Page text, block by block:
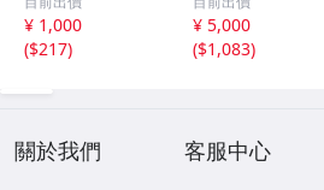
Two 1978
¥ 1,000
($217)
ung Lovers/SWI
NG EASY! シナト
ラ生誕１００年記
¥ 5,000
($1,083)
關於我們 客服中心